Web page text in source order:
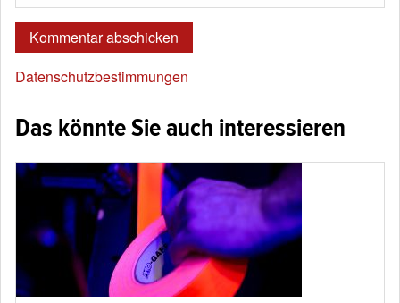
Datenschutzbestimmungen
Das könnte Sie auch interessieren